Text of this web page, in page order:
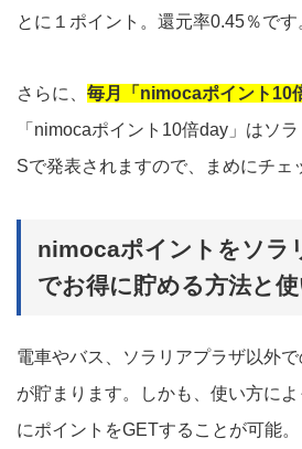
とに１ポイント。還元率0.45％です
さらに、 毎月「nimocaポイント10
「nimocaポイント10倍day」はソ
Sで発表されますので、まめにチェ
nimocaポイントをソラ
でお得に貯める方法と使
電車やバス、ソラリアプラザ以外
が貯まります。しかも、使い方に
にポイントをGETすることが可能。